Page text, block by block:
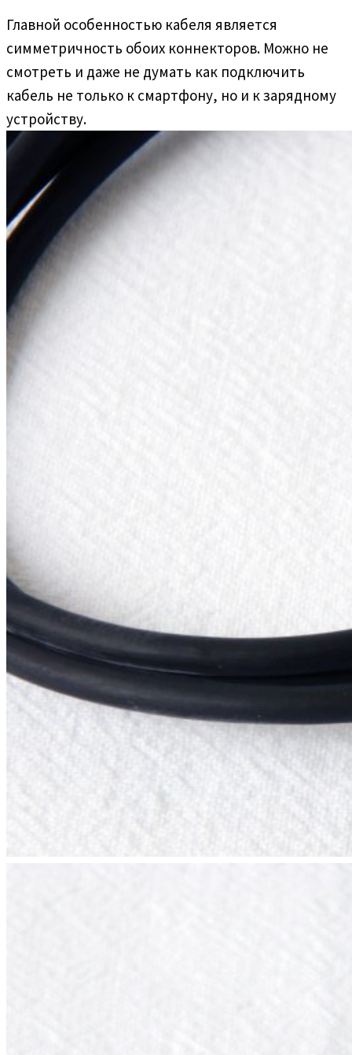
Главной особенностью кабеля является
симметричность обоих коннекторов. Можно не
смотреть и даже не думать как подключить
кабель не только к смартфону, но и к зарядному
устройству.